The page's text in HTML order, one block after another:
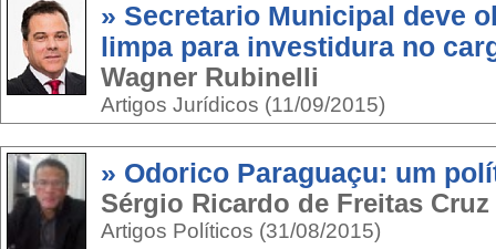
» Secretario Municipal deve
limpa para investidura no
Wagner Rubinelli
Artigos Jurídicos (11/09/2015)
» Odorico Paraguaçu: um
Sérgio Ricardo de Freitas Cruz
Artigos Políticos (31/08/2015)